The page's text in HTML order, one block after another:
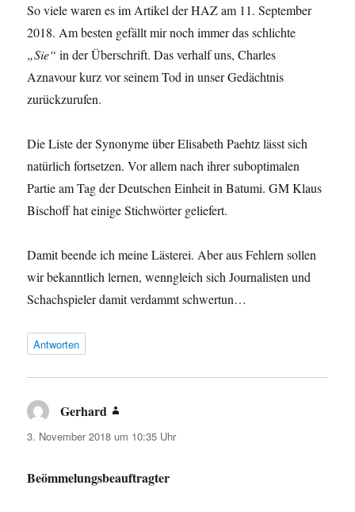
So viele waren es im Artikel der HAZ am 11. September
2018. Am besten gefällt mir noch immer das schlichte
„Sie“ in der Überschrift. Das verhalf uns, Charles
Aznavour kurz vor seinem Tod in unser Gedächtnis
zurückzurufen.
Die Liste der Synonyme über Elisabeth Paehtz lässt sich
natürlich fortsetzen. Vor allem nach ihrer suboptimalen
Partie am Tag der Deutschen Einheit in Batumi. GM Klaus
Bischoff hat einige Stichwörter geliefert.
Damit beende ich meine Lästerei. Aber aus Fehlern sollen
wir bekanntlich lernen, wenngleich sich Journalisten und
Schachspieler damit verdammt schwertun…
Antworten
Gerhard
3. November 2018 um 10:35 Uhr
Beömmelungsbeauftragter